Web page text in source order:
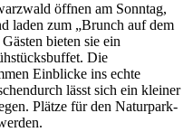
öffnen am Sonntag,
laden zum „Brunch auf dem
bieten sie ein
Die
Einblicke ins echte
lässt sich ein kleiner
Plätze für den Naturpark-